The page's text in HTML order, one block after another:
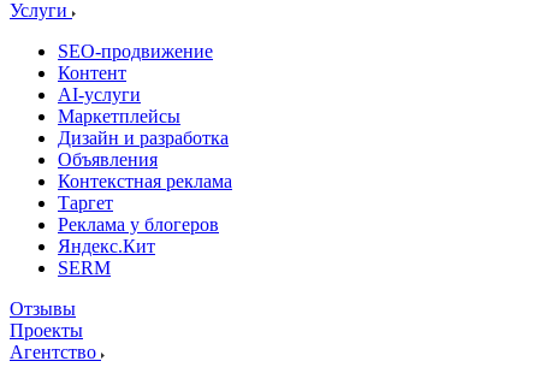
Услуги
SEO-продвижение
Контент
AI-услуги
Маркетплейсы
Дизайн и разработка
Объявления
Контекстная реклама
Таргет
Реклама у блогеров
Яндекс.Кит
SERM
Отзывы
Проекты
Агентство